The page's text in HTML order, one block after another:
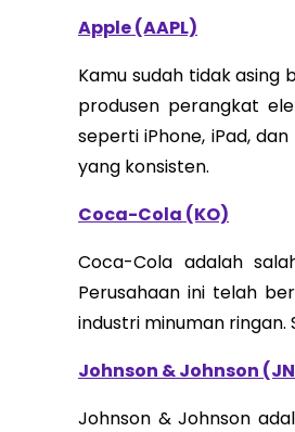
Apple (AAPL)
Kamu sudah tidak asing
produsen perangkat
seperti iPhone, iPad,
yang konsisten.
Coca-Cola (KO)
Coca-Cola adalah
Perusahaan ini telah
industri minuman
Johnson & Johnson
Johnson & Johnson